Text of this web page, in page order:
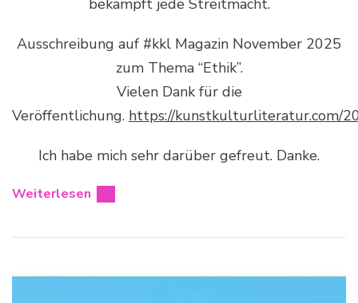
Ausschreibung auf #kkl Magazin November 2025
zum Thema “Ethik”.
Vielen Dank für die
Veröffentlichung. https://kunstkulturliteratur.com/
Ich habe mich sehr darüber gefreut. Danke.
Weiterlesen